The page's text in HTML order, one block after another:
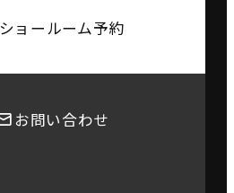
ショールーム予約
お問い合わせ